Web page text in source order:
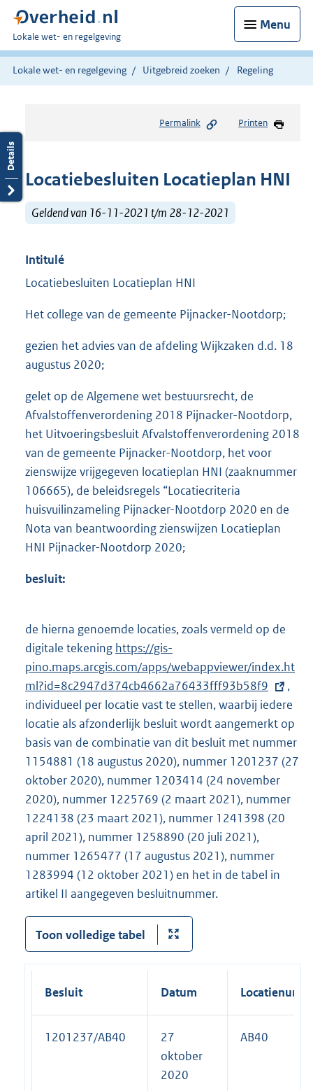
Menu
U
bent
hier:
Lokale wet- en regelgeving
Lokale wet- en regelgeving Uitgebreid zoeken Regeling
Permalink Printen
Locatiebesluiten Locatieplan HNI
Geldend van 16-11-2021 t/m 28-12-2021
Intitulé
Locatiebesluiten Locatieplan HNI
Het college van de gemeente Pijnacker-Nootdorp;
gezien het advies van de afdeling Wijkzaken d.d. 18
augustus 2020;
gelet op de Algemene wet bestuursrecht, de
Afvalstoffenverordening 2018 Pijnacker-Nootdorp,
het Uitvoeringsbesluit Afvalstoffenverordening 2018
van de gemeente Pijnacker-Nootdorp, het voor
zienswijze vrijgegeven locatieplan HNI (zaaknummer
106665), de beleidsregels “Locatiecriteria
huisvuilinzameling Pijnacker-Nootdorp 2020 en de
Nota van beantwoording zienswijzen Locatieplan
HNI Pijnacker-Nootdorp 2020;
besluit:
de hierna genoemde locaties, zoals vermeld op de
digitale tekening E
x
t
e
r
n
e
l
i
n
k
:
https://gis-
pino.maps.arcgis.com/apps/webappviewer/index.ht
ml?id=8c2947d374cb4662a76433fff93b58f9
,
individueel per locatie vast te stellen, waarbij iedere
locatie als afzonderlijk besluit wordt aangemerkt op
basis van de combinatie van dit besluit met nummer
1154881 (18 augustus 2020), nummer 1201237 (27
oktober 2020), nummer 1203414 (24 november
2020), nummer 1225769 (2 maart 2021), nummer
1224138 (23 maart 2021), nummer 1241398 (20
april 2021), nummer 1258890 (20 juli 2021),
nummer 1265477 (17 augustus 2021), nummer
1283994 (12 oktober 2021) en het in de tabel in
artikel II aangegeven besluitnummer.
Toon volledige tabel
Besluit Datum
1201237/AB40
27
oktober
2020
AB40